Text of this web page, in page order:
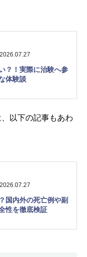
2026.07.27
？！実際に治験へ参
体験談
以下の記事もあわ
2026.07.27
国内外の死亡例や副
性を徹底検証